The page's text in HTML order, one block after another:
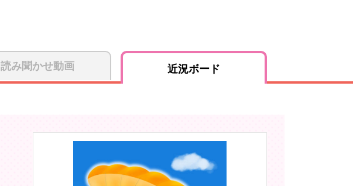
読み聞かせ動画 近況ボード